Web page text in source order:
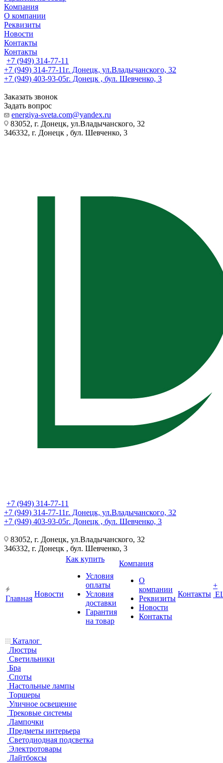
Компания
О компании
Реквизиты
Новости
Контакты
Контакты
+7 (949) 314-77-11
+7 (949) 314-77-11г. Донецк, ул.Владычанского, 32
+7 (949) 403-93-05г. Донецк , бул. Шевченко, 3
Заказать звонок
Задать вопрос
energiya-sveta.com@yandex.ru
83052, г. Донецк, ул.Владычанского, 32
346332, г. Донецк , бул. Шевченко, 3
+7 (949) 314-77-11
+7 (949) 314-77-11г. Донецк, ул.Владычанского, 32
+7 (949) 403-93-05г. Донецк , бул. Шевченко, 3
83052, г. Донецк, ул.Владычанского, 32
346332, г. Донецк , бул. Шевченко, 3
Главная
Новости
Как купить
Условия
оплаты
Условия
доставки
Гарантия
на товар
Компания
О
компании
Реквизиты
Новости
Контакты
Контакты
+
Каталог
Люстры
Светильники
Бра
Споты
Настольные лампы
Торшеры
Уличное освещение
Трековые системы
Лампочки
Предметы интерьера
Светодиодная подсветка
Электротовары
Лайтбоксы